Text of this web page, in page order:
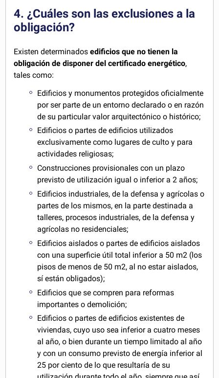
4. ¿Cuáles son las exclusiones a la
obligación?
Existen determinadosedificios que no tienen la
obligación de disponer del certificado energético,
tales como:
Edificios y monumentos protegidos oficialmente
por ser parte de un entorno declarado o en razón
de su particular valor arquitectónico o histórico;
Edificios o partes de edificios utilizados
exclusivamente como lugares de culto y para
actividades religiosas;
Construcciones provisionales con un plazo
previsto de utilización igual o inferior a 2 años;
Edificios industriales, de la defensa y agrícolas o
partes de los mismos, en la parte destinada a
talleres, procesos industriales, de la defensa y
agrícolas no residenciales;
Edificios aislados o partes de edificios aislados
con una superficie útil total inferior a 50 m2 (los
pisos de menos de 50 m2, al no estar aislados,
sí están obligados);
Edificios que se compren para reformas
importantes o demolición;
Edificios o partes de edificios existentes de
viviendas, cuyo uso sea inferior a cuatro meses
al año, o bien durante un tiempo limitado al año
y con un consumo previsto de energía inferior al
25 por ciento de lo que resultaría de su